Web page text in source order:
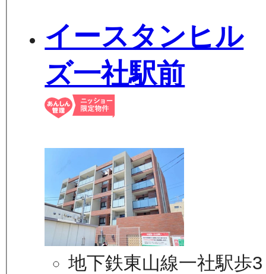
イースタンヒル
ズ一社駅前
地下鉄東山線一社駅歩3